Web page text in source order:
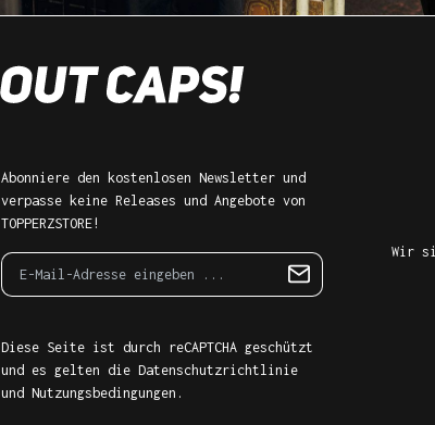
Abonniere den kostenlosen Newsletter und
verpasse keine Releases und Angebote von
TOPPERZSTORE!
Diese Seite ist durch reCAPTCHA geschützt
und es gelten die Datenschutzrichtlinie
und Nutzungsbedingungen .
Wir